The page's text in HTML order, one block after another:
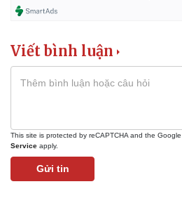
Thế giới
Cuộc sống đó đây
Hồ sơ
E-
Viết bình luận
This site is protected by reCAPTCHA and the Google
Service apply.
Gửi tin